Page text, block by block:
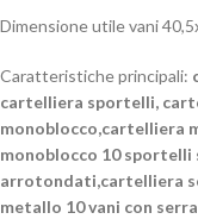
Dimensione utile vani
Caratteristiche principali:
cartelliera sportelli,
monoblocco,cartelliera
monoblocco 10
arrotondati,cartelliera
metallo 10 vani con